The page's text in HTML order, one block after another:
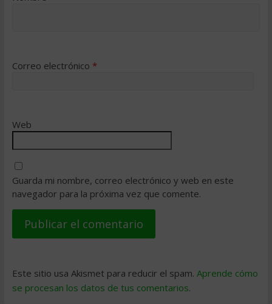
Correo electrónico *
Web
Guarda mi nombre, correo electrónico y web en este
navegador para la próxima vez que comente.
Este sitio usa Akismet para reducir el spam. Aprende cómo
se procesan los datos de tus comentarios.